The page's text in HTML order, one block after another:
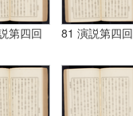
第四回 81 演説第四回